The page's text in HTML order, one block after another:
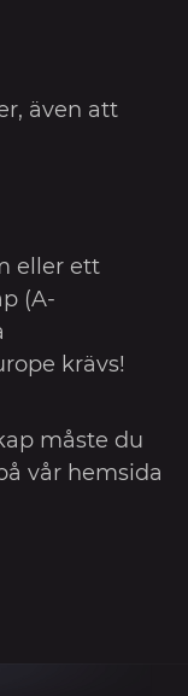
även att
eller ett
(A-
krävs!
måste du
vår hemsida